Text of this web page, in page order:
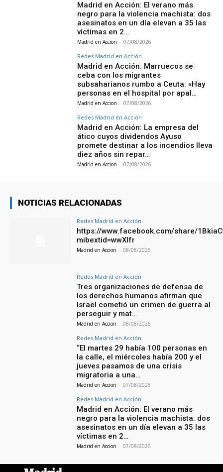
Madrid en Acción: El verano más
negro para la violencia machista: dos
asesinatos en un día elevan a 35 las
víctimas en 2…
Madrid en Accion - 07/08/2026
Redes Madrid en Acción
Madrid en Acción: Marruecos se
ceba con los migrantes
subsaharianos rumbo a Ceuta: «Hay
personas en el hospital por apal…
Madrid en Accion - 07/08/2026
Redes Madrid en Acción
Madrid en Acción: La empresa del
ático cuyos dividendos Ayuso
promete destinar a los incendios lleva
diez años sin repar…
Madrid en Accion - 07/08/2026
NOTICIAS RELACIONADAS
Redes Madrid en Acción
https://www.facebook.com/share/
mibextid=wwXIfr
Madrid en Accion - 08/08/2026
Redes Madrid en Acción
Tres organizaciones de defensa de
los derechos humanos afirman que
Israel cometió un crimen de guerra al
perseguir y mat…
Madrid en Accion - 08/08/2026
Redes Madrid en Acción
“El martes 29 había 100 personas en
la calle, el miércoles había 200 y el
jueves pasamos de una crisis
migratoria a una…
Madrid en Accion - 07/08/2026
Redes Madrid en Acción
Madrid en Acción: El verano más
negro para la violencia machista: dos
asesinatos en un día elevan a 35 las
víctimas en 2…
Madrid en Accion - 07/08/2026